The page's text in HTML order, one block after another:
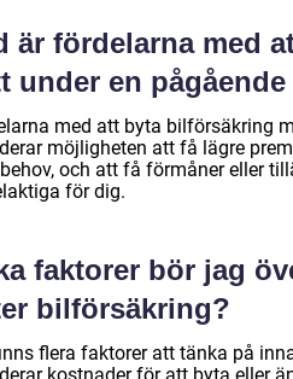
är fördelarna med
under en
med att byta bilförsäkring
möjligheten att få lägre
och att få förmåner eller
för dig.
faktorer bör jag
bilförsäkring?
flera faktorer att tänka på